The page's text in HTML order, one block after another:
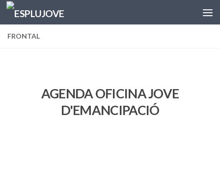
Skip to content
FRONTAL
AGENDA OFICINA JOVE
D'EMANCIPACIÓ